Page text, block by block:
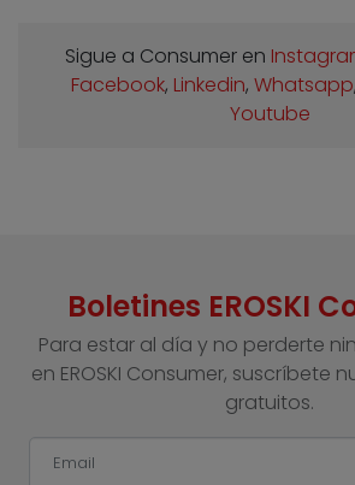
Sigue a Consumer en
Facebook, Linkedin, Whatsapp,
Youtube
Boletines EROSKI
Para estar al día y no perderte
en EROSKI Consumer, suscríbete
gratuitos.